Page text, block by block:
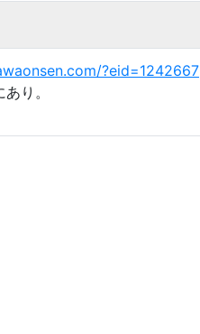
?eid=1242667
り。